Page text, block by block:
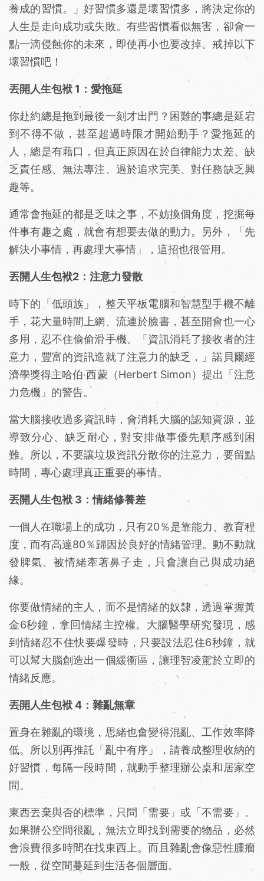
養成的習慣。」好習慣多還是壞習慣多，將決定你的
人生是走向成功或失敗。有些習慣看似無害，卻會一
點一滴侵蝕你的未來，即使再小也要改掉。戒掉以下
壞習慣吧！
丟開人生包袱 1：愛拖延
你赴約總是拖到最後一刻才出門？困難的事總是延宕
到不得不做，甚至超過時限才開始動手？愛拖延的
人，總是有藉口，但真正原因在於自律能力太差、缺
乏責任感、無法專注、過於追求完美、對任務缺乏興
趣等。
通常會拖延的都是乏味之事，不妨換個角度，挖掘每
件事有趣之處，就會有想要去做的動力。另外，「先
解決小事情，再處理大事情」，這招也很管用。
丟開人生包袱2：注意力發散
時下的「低頭族」，整天平板電腦和智慧型手機不離
手，花大量時間上網、流連於臉書，甚至開會也一心
多用，忍不住偷偷滑手機。「資訊消耗了接收者的注
意力，豐富的資訊造就了注意力的缺乏，」諾貝爾經
濟學獎得主哈伯‧西蒙（Herbert Simon）提出「注意
力危機」的警告。
當大腦接收過多資訊時，會消耗大腦的認知資源，並
導致分心、缺乏耐心，對安排做事優先順序感到困
難。所以，不要讓垃圾資訊分散你的注意力，要留點
時間，專心處理真正重要的事情。
丟開人生包袱 3：情緒修養差
一個人在職場上的成功，只有20％是靠能力、教育程
度，而有高達80％歸因於良好的情緒管理。動不動就
發脾氣、被情緒牽著鼻子走，只會讓自己與成功絕
緣。
你要做情緒的主人，而不是情緒的奴隸，透過掌握黃
金6秒鐘，拿回情緒主控權。大腦醫學研究發現，感
到情緒忍不住快要爆發時，只要設法忍住6秒鐘，就
可以幫大腦創造出一個緩衝區，讓理智凌駕於立即的
情緒反應。
丟開人生包袱 4：雜亂無章
置身在雜亂的環境，思緒也會變得混亂、工作效率降
低。所以別再推託「亂中有序」，請養成整理收納的
好習慣，每隔一段時間，就動手整理辦公桌和居家空
間。
東西丟棄與否的標準，只問「需要」或「不需要」。
如果辦公空間很亂，無法立即找到需要的物品，必然
會浪費很多時間在找東西上。而且雜亂會像惡性腫瘤
一般，從空間蔓延到生活各個層面。